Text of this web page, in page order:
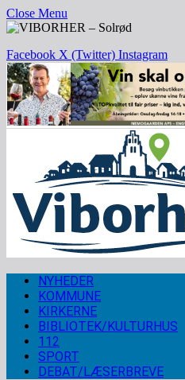
Close Menu
Facebook X (Twitter) Instagram
NYHEDER
KOMMUNE
KIRKERNE
BIBLIOTEK/KULTURHUS
112
SPORT
DEBAT/LÆSERBREVE